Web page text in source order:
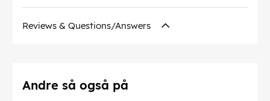
Forbindelser: EIA/TIA-568 B
Driftstemperatur op til: 60 °C
Kabeltype: Rundkabel
Materiale kabelkappe : PVC
Reviews & Questions/Answers
Andre så også på